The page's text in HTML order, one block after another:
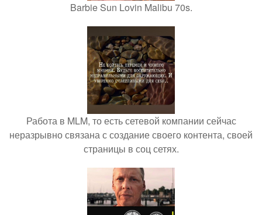
Barbie Sun Lovin Malibu 70s.
Работа в MLM, то есть сетевой компании сейчас
неразрывно связана с создание своего контента, своей
страницы в соц сетях.